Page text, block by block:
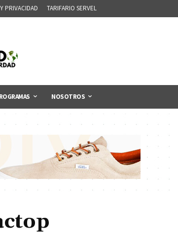
PRIVACIDAD TARIFARIO SERVEL
NOSOTROS